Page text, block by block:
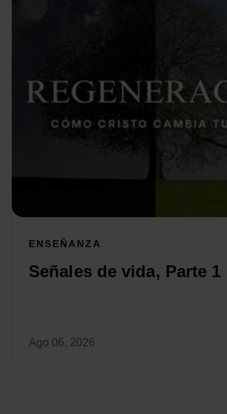
ENSEÑANZA
Señales de vida, Parte 1
Ago 06, 2026